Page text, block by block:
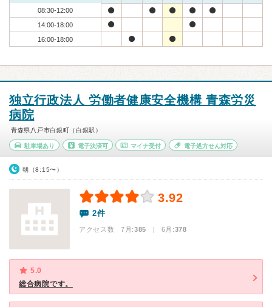
08:30-12:00
14:00-18:00
16:00-18:00
独立行政法人 労働者健康安全機構 青森労災
病院
青森県八戸市白銀町（白銀駅）
駐車場あり 電子決済可 マイナ受付 電子処方せん対応
朝（8:15〜）
3.92
2件
アクセス数 7月:385 | 6月:378
5.0
総合病院です。